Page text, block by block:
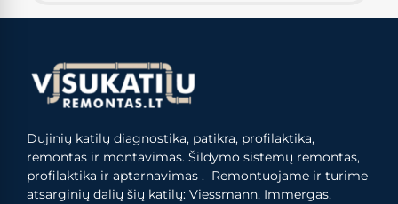
Dujinių katilų diagnostika, patikra, profilaktika,
remontas ir montavimas. Šildymo sistemų remontas,
profilaktika ir aptarnavimas . Remontuojame ir turime
atsarginių dalių šių katilų: Viessmann, Immergas,